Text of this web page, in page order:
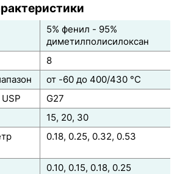
5% фенил - 95%
диметилполисилоксан
8
от -60 до 400/430 °C
G27
15, 20, 30
0.18, 0.25, 0.32, 0.53
0.10, 0.15, 0.18, 0.25